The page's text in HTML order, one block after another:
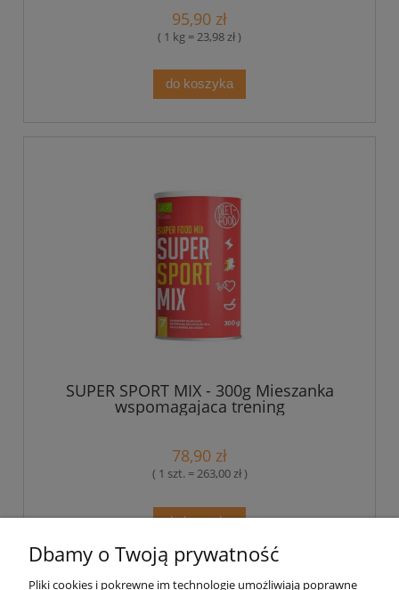
95,90 zł
( 1 kg = 23,98 zł )
do koszyka
SUPER SPORT MIX - 300g Mieszanka
wspomagajaca trening
78,90 zł
( 1 szt. = 263,00 zł )
do koszyka
Dbamy o Twoją prywatność
Pliki cookies i pokrewne im technologie umożliwiają poprawne